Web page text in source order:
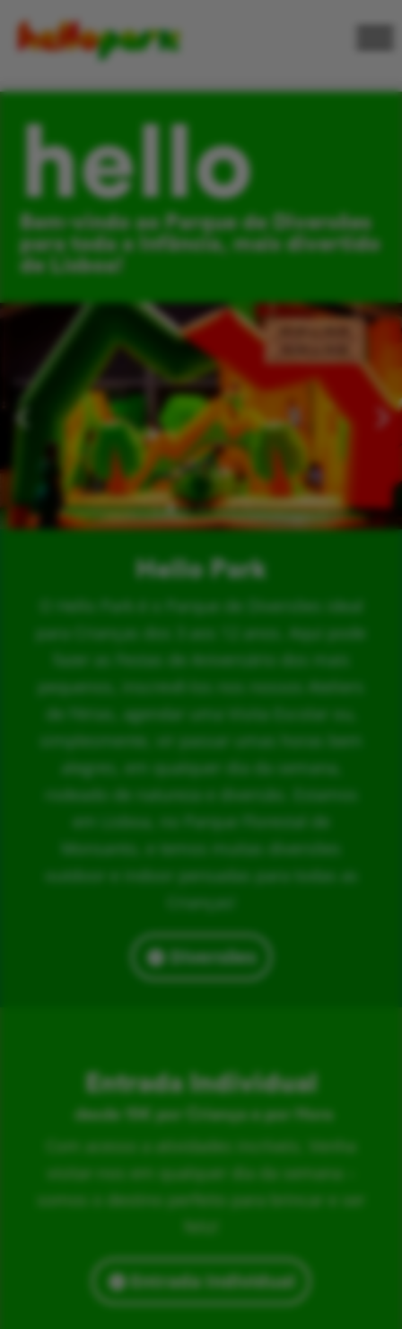
hello
Bem-vindo ao Parque de Diversões
para toda a Infância, mais divertido
de Lisboa!
Hello Park
O Hello Park é o Parque de Diversões ideal
para Crianças dos 3 aos 12 anos. Aqui pode
fazer as Festas de Aniversário dos mais
pequenos, inscrevê-los nos nossos Ateliers
de Férias, agendar uma Visita Escolar ou,
simplesmente, vir passar umas horas bem
alegres, em qualquer dia da semana,
rodeado de natureza e diversão. Estamos
em Lisboa, no Parque Florestal de
Monsanto, e temos muitas diversões
outdoor e indoor pensadas para todas as
Crianças!
Diversões
Entrada Individual
desde 15€ por Criança e por Hora
Com acesso a atividades incríveis. Venha
visitar-nos em qualquer dia da semana –
somos o destino perfeito para brincar e ser
Entrada Individual